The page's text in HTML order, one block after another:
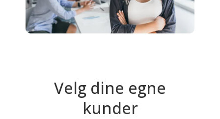
Velg dine egne
kunder